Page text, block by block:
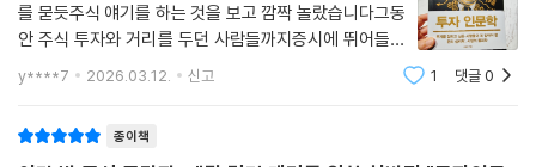
도쿄의 시부야 스크램블
를 묻듯주식 얘기를 하는 것을 보고 깜짝 놀랐습니다그동
안 주식 투자와 거리를 두던 사람들까지증시에 뛰어들면
서 주식 투자를 하지 않는 사람을찾기 힘들 정도입니다이
런 개미 투자자가 돈을 벌 수 있으면 좋겠지만늘 그렇지만
y****7 2026.03.12. 신고 1 댓글0
종이책